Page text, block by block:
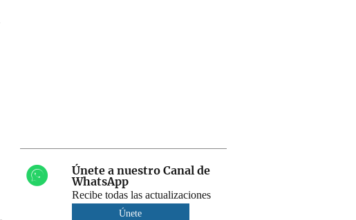
Únete a nuestro Canal de
WhatsApp
Recibe todas las actualizaciones
Únete